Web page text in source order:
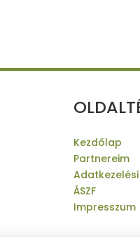
Kezdőlap
Partnereim
ÁSZF
Impresszum